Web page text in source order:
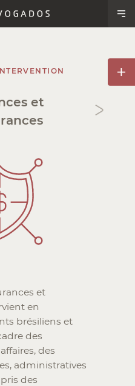
et
et
en
brésiliens et
des
des
administratives
des